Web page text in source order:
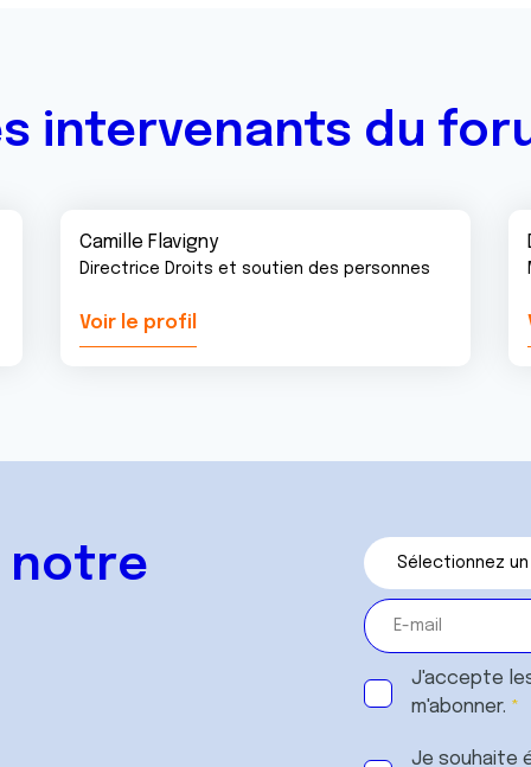
intervenants du
Camille Flavigny
Directrice Droits et soutien des personnes
Voir le profil
notre
J'accepte
m'abonner.
Je souhaite